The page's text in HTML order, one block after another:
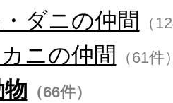
ダニの仲間 （
ニの仲間 （61件
（66件）